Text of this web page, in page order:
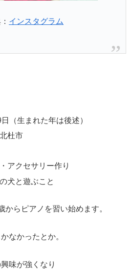
インスタグラム
（生まれた年は後述）
杜市
クセサリー作り
遊ぶこと
からピアノを習い始めます。
なかったとか。
味が強くなり